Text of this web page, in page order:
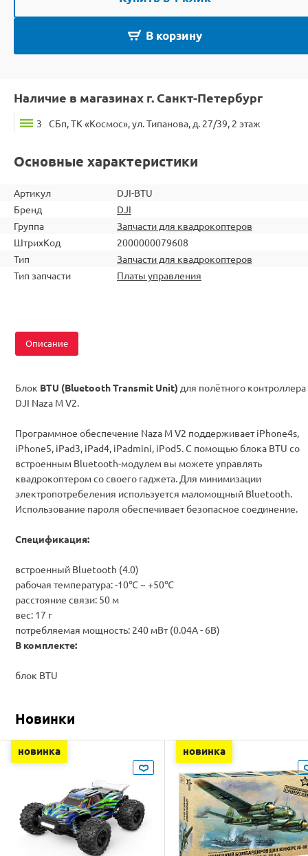
В корзину
Наличие в магазинах г. Санкт-Петербург
3 СБп, ТК «Космос», ул. Типанова, д. 27/39, 2 этаж
Основные характеристики
Артикул
DJI-BTU
Бренд
DJI
Группа
Запчасти для квадрокоптеров
ШтрихКод
2000000079608
Тип
Запчасти для квадрокоптеров
Тип запчасти
Платы управления
Описание
Блок BTU (Bluetooth Transmit Unit) для полётного контроллера
DJI Naza M V2.
Программное обеспечение Naza M V2 поддерживает iPhone4s,
iPhone5, iPad3, iPad4, iPadmini, iPod5. С помощью блока BTU со
встроенным Bluetooth-модулем вы можете управлять
квадрокоптером со своего гаджета. Для минимизации
электропотребеления используется маломощный Bluetooth.
Использование пароля обеспечивает безопасное соединение.
Спецификация:
встроенный Bluetooth (4.0)
рабочая температура: -10℃ ~ +50℃
расстояние связи: 50 м
вес: 17 г
потребляемая мощность: 240 мВт (0.04A - 6В)
В комплекте:
блок BTU
Новинки
новинка новинка